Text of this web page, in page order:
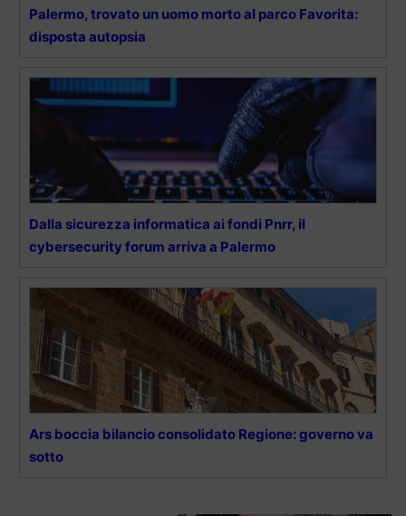
Palermo, trovato un uomo morto al parco Favorita:
disposta autopsia
Dalla sicurezza informatica ai fondi Pnrr, il
cybersecurity forum arriva a Palermo
Ars boccia bilancio consolidato Regione: governo va
sotto